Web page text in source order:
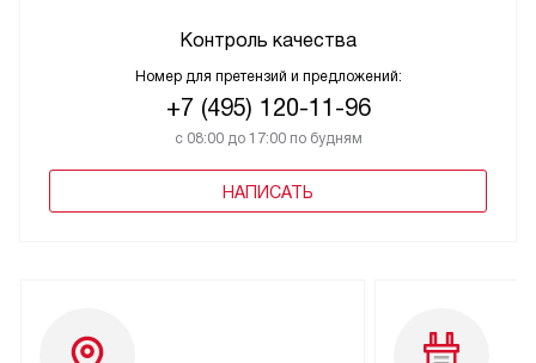
Контроль качества
Номер для претензий и предложений:
+7 (495) 120-11-96
с 08:00 до 17:00 по будням
НАПИСАТЬ